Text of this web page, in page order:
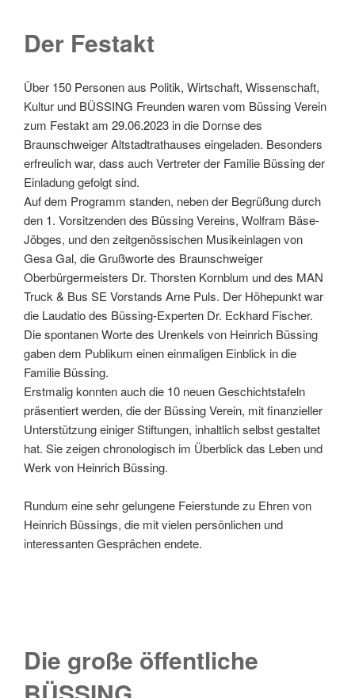
Der Festakt
Über 150 Personen aus Politik, Wirtschaft, Wissenschaft,
Kultur und BÜSSING Freunden waren vom Büssing Verein
zum Festakt am 29.06.2023 in die Dornse des
Braunschweiger Altstadtrathauses eingeladen. Besonders
erfreulich war, dass auch Vertreter der Familie Büssing der
Einladung gefolgt sind.
Auf dem Programm standen, neben der Begrüßung durch
den 1. Vorsitzenden des Büssing Vereins, Wolfram Bäse-
Jöbges, und den zeitgenössischen Musikeinlagen von
Gesa Gal, die Grußworte des Braunschweiger
Oberbürgermeisters Dr. Thorsten Kornblum und des MAN
Truck & Bus SE Vorstands Arne Puls. Der Höhepunkt war
die Laudatio des Büssing-Experten Dr. Eckhard Fischer.
Die spontanen Worte des Urenkels von Heinrich Büssing
gaben dem Publikum einen einmaligen Einblick in die
Familie Büssing.
Erstmalig konnten auch die 10 neuen Geschichtstafeln
präsentiert werden, die der Büssing Verein, mit finanzieller
Unterstützung einiger Stiftungen, inhaltlich selbst gestaltet
hat. Sie zeigen chronologisch im Überblick das Leben und
Werk von Heinrich Büssing.
Rundum eine sehr gelungene Feierstunde zu Ehren von
Heinrich Büssings, die mit vielen persönlichen und
interessanten Gesprächen endete.
Die große öffentliche